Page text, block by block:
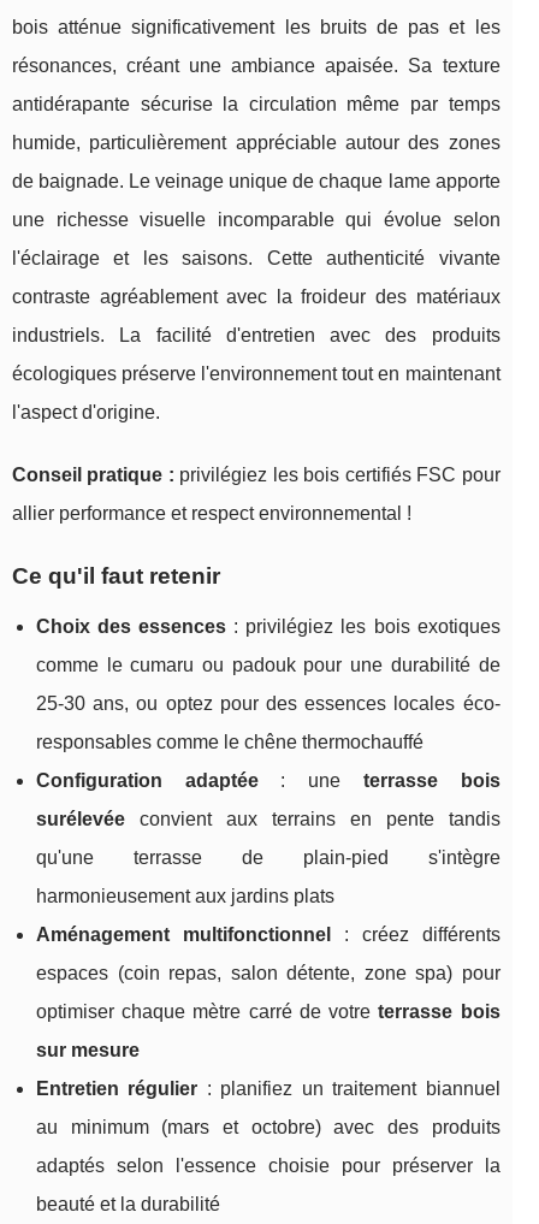
bois atténue significativement les bruits de pas et les
résonances, créant une ambiance apaisée. Sa texture
antidérapante sécurise la circulation même par temps
humide, particulièrement appréciable autour des zones
de baignade. Le veinage unique de chaque lame apporte
une richesse visuelle incomparable qui évolue selon
l'éclairage et les saisons. Cette authenticité vivante
contraste agréablement avec la froideur des matériaux
industriels. La facilité d'entretien avec des produits
écologiques préserve l'environnement tout en maintenant
l'aspect d'origine.
Conseil pratique : privilégiez les bois certifiés FSC pour
allier performance et respect environnemental !
Ce qu'il faut retenir
Choix des essences : privilégiez les bois exotiques
comme le cumaru ou padouk pour une durabilité de
25-30 ans, ou optez pour des essences locales éco-
responsables comme le chêne thermochauffé
Configuration adaptée: une terrasse bois
surélevée convient aux terrains en pente tandis
qu'une terrasse de plain-pied s'intègre
harmonieusement aux jardins plats
Aménagement multifonctionnel
: créez différents
espaces (coin repas, salon détente, zone spa) pour
optimiser chaque mètre carré de votreterrasse bois
sur mesure
Entretien régulier : planifiez un traitement biannuel
au minimum (mars et octobre) avec des produits
adaptés selon l'essence choisie pour préserver la
beauté et la durabilité